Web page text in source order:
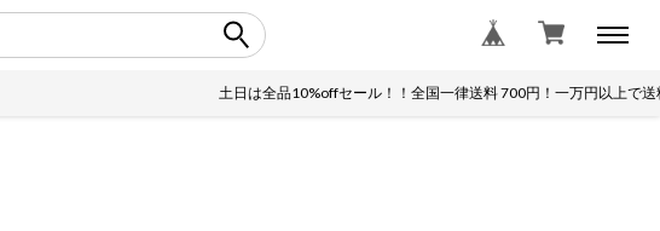
土日は全品10%offセール！！全国一律送料 700円！一万円以上で送